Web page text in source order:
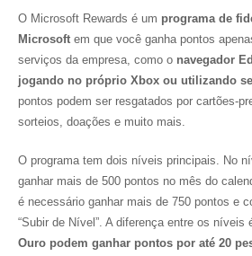
O Microsoft Rewards é um programa de
Microsoft em que você ganha pontos
serviços da empresa, como o navegador
jogando no próprio Xbox ou utilizando
pontos podem ser resgatados por cartões-
sorteios, doações e muito mais.
O programa tem dois níveis principais. No
ganhar mais de 500 pontos no mês do
é necessário ganhar mais de 750 pontos e
“Subir de Nível”. A diferença entre os níveis
Ouro podem ganhar pontos por até 20